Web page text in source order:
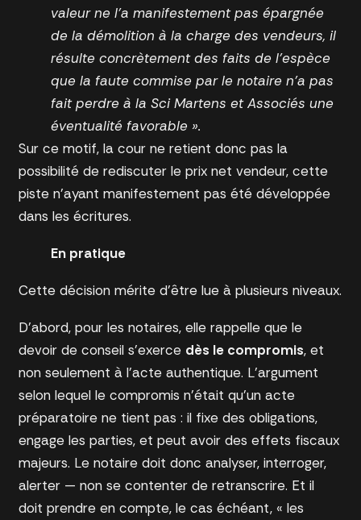
valeur ne l’a manifestement pas épargnée
de la démolition à la charge des vendeurs, il
résulte concrètement des faits de l’espèce
que la faute commise par le notaire n’a pas
fait perdre à la Sci Martens et Associés une
éventualité favorable ».
Sur ce motif, la cour ne retient donc pas la
possibilité de rediscuter le prix net vendeur, cette
piste n’ayant manifestement pas été développée
dans les écritures.
En pratique
Cette décision mérite d’être lue à plusieurs niveaux.
D’abord, pour les notaires, elle rappelle que le
devoir de conseil s’exerce dès le compromis, et
non seulement à l’acte authentique. L’argument
selon lequel le compromis n’était qu’un acte
préparatoire ne tient pas : il fixe des obligations,
engage les parties, et peut avoir des effets fiscaux
majeurs. Le notaire doit donc analyser, interroger,
alerter — non se contenter de retranscrire. Et il
doit prendre en compte, le cas échéant, « les